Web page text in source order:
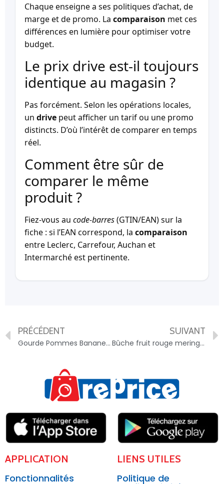
Chaque enseigne a ses politiques d’achat, de
marge et de promo. La comparaison met ces
différences en lumière pour optimiser votre
budget.
Le prix drive est-il toujours
identique au magasin ?
Pas forcément. Selon les opérations locales,
un drive peut afficher un tarif ou une promo
distincts. D’où l’intérêt de comparer en temps
réel.
Comment être sûr de
comparer le même
produit ?
Fiez-vous au code-barres(GTIN/EAN) sur la
fiche : si l’EAN correspond, la comparaison
entre Leclerc, Carrefour, Auchan et
Intermarché est pertinente.
PRÉCÉDENT
Gourde Pommes Bananes Et Céréales Naturnes Nestlé 90G + – 7613035251274
SUIVANT
Bûche fruit rouge meringuée – 7613034893345
APPLICATION
Fonctionnalités
LIENS UTILES
Politique de